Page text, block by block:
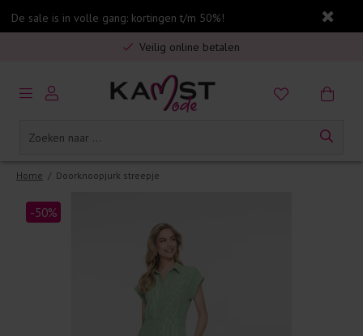
De sale is in volle gang: kortingen t/m 50%!
Gratis verzending in Nederland vanaf €75,-
Veilig online betalen
5% spaarbonus op jouw aankoop
Gratis verzending in Nederland vanaf €75,-
Home / Doorknoopjurk streepje
-50%